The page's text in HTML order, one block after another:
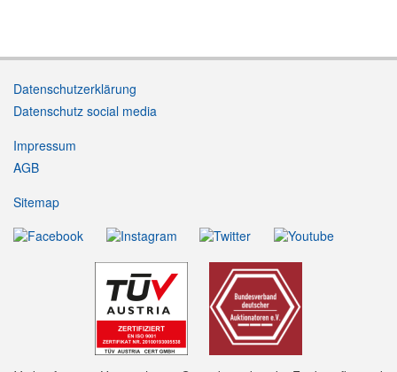
Datenschutzerklärung
Datenschutz social media
Impressum
AGB
Sitemap